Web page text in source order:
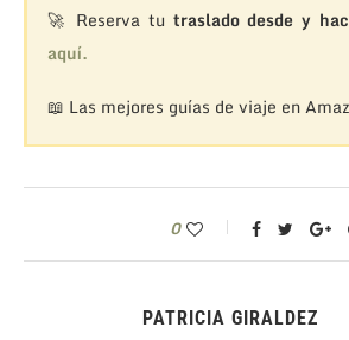
🚀 Reserva tu traslado desde y
aquí.
📖 Las mejores guías de viaje en
0
PATRICIA GIRALDEZ